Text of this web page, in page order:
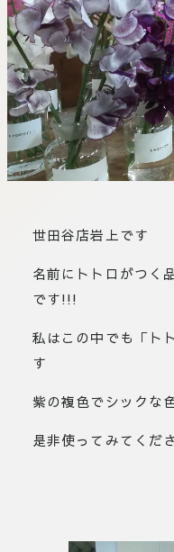
世田谷店岩上です
名前にトトロがつく
です!!!
私はこの中でも「ト
す
紫の複色でシックな
是非使ってみてくだ
Tokyo
facebook